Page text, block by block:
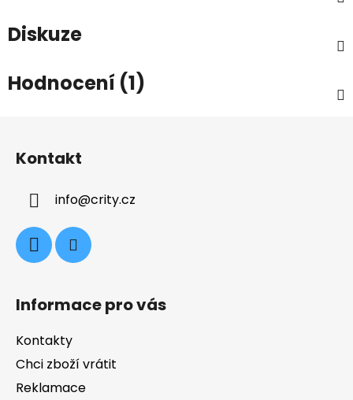
Diskuze
Hodnocení (1)
Kontakt
info@crity.cz
Informace pro vás
Kontakty
Chci zboží vrátit
Reklamace